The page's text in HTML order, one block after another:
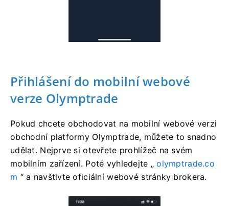
Přihlášení do mobilní webové
verze Olymptrade
Pokud chcete obchodovat na mobilní webové verzi
obchodní platformy Olymptrade, můžete to snadno
udělat. Nejprve si otevřete prohlížeč na svém
mobilním zařízení. Poté vyhledejte „olymptrade.co
m “ a navštivte oficiální webové stránky brokera.